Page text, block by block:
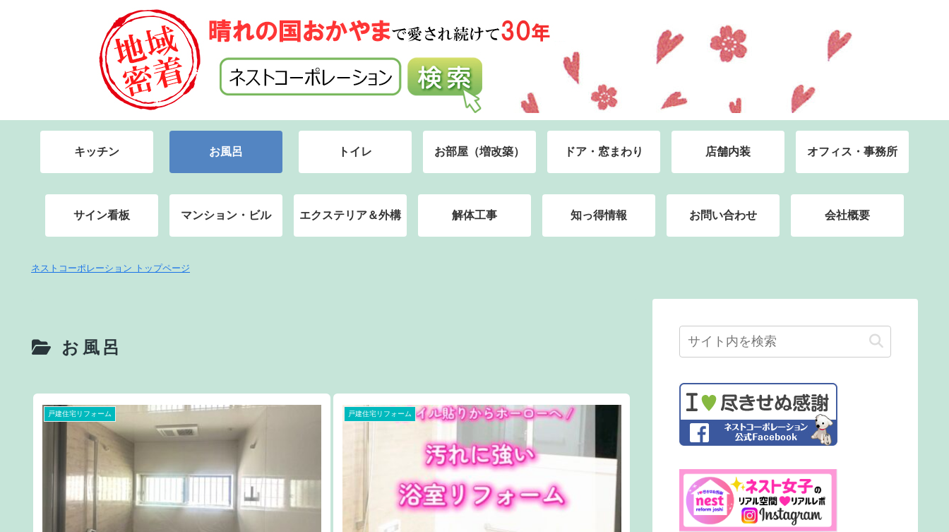
キッチン お風呂 トイレ お部屋（増改築） ドア・窓まわり 店舗内装 オフィス・事務所
サイン看板 マンション・ビル エクステリア＆外構 解体工事 知っ得情報 お問い合わせ 会社概要
ネストコーポレーション トップページ
お風呂
戸建住宅リフォーム 戸建住宅リフォーム